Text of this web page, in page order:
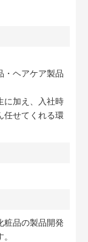
・ヘアケア製品
に加え、入社時
任せてくれる環
粧品の製品開発